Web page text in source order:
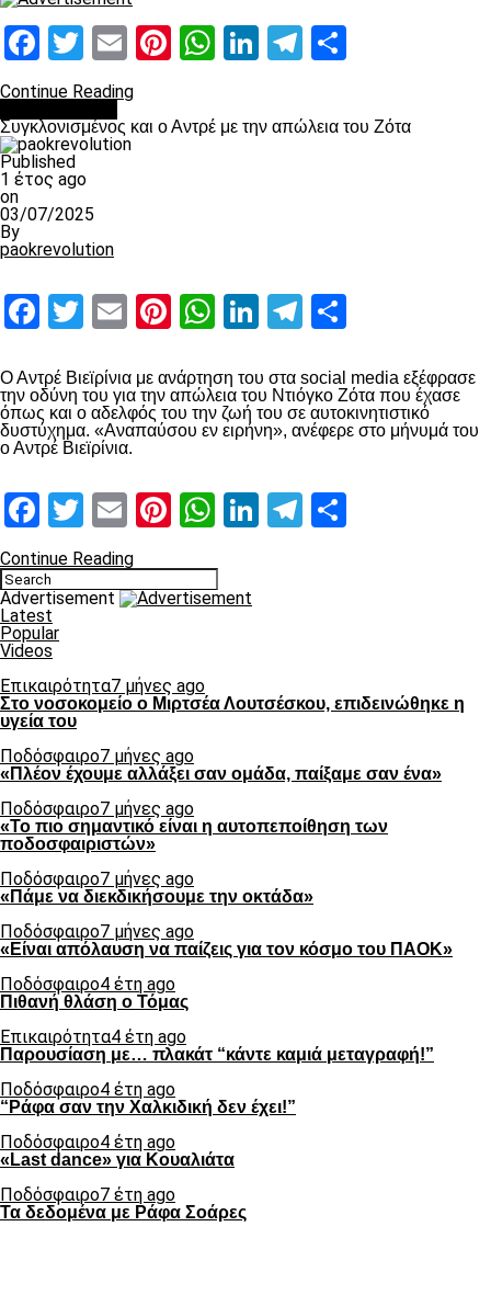
Facebook
Twitter
EmailPinterest
WhatsApp
LinkedIn
Telegram
Continue Reading
Συγκλονισμένος και ο Αντρέ με την απώλεια του Ζότα
Published
1 έτος ago
on
03/07/2025
By
paokrevolution
Facebook
Twitter
EmailPinterest
WhatsApp
LinkedIn
Telegram
Ο Αντρέ Βιεϊρίνια με ανάρτηση του στα social media εξέφρασε
την οδύνη του για την απώλεια του Ντιόγκο Ζότα που έχασε
όπως και ο αδελφός του την ζωή του σε αυτοκινητιστικό
δυστύχημα. «Αναπαύσου εν ειρήνη», ανέφερε στο μήνυμά του
ο Αντρέ Βιεϊρίνια.
Facebook
Twitter
EmailPinterest
WhatsApp
LinkedIn
Telegram
Continue Reading
Advertisement
Latest
Popular
Videos
Επικαιρότητα7 μήνες ago
Στο νοσοκομείο ο Μιρτσέα Λουτσέσκου, επιδεινώθηκε η
υγεία του
Ποδόσφαιρο7 μήνες ago
«Πλέον έχουμε αλλάξει σαν ομάδα, παίξαμε σαν ένα»
Ποδόσφαιρο7 μήνες ago
«Το πιο σημαντικό είναι η αυτοπεποίθηση των
ποδοσφαιριστών»
Ποδόσφαιρο7 μήνες ago
«Πάμε να διεκδικήσουμε την οκτάδα»
Ποδόσφαιρο7 μήνες ago
«Είναι απόλαυση να παίζεις για τον κόσμο του ΠΑΟΚ»
Ποδόσφαιρο4 έτη ago
Πιθανή θλάση ο Τόμας
Επικαιρότητα4 έτη ago
Παρουσίαση με… πλακάτ “κάντε καμιά μεταγραφή!”
Ποδόσφαιρο4 έτη ago
“Ράφα σαν την Χαλκιδική δεν έχει!”
Ποδόσφαιρο4 έτη ago
«Last dance» για Κουαλιάτα
Ποδόσφαιρο7 έτη ago
Τα δεδομένα με Ράφα Σοάρες